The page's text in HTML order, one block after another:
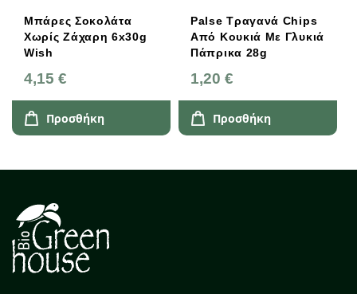
Μπάρες Σοκολάτα
Χωρίς Ζάχαρη 6x30g
Wish
4,15 €
Προσθήκη
Palse Τραγανά Chips
Από Κουκιά Με Γλυκιά
Πάπρικα 28g
1,20 €
Προσθήκη